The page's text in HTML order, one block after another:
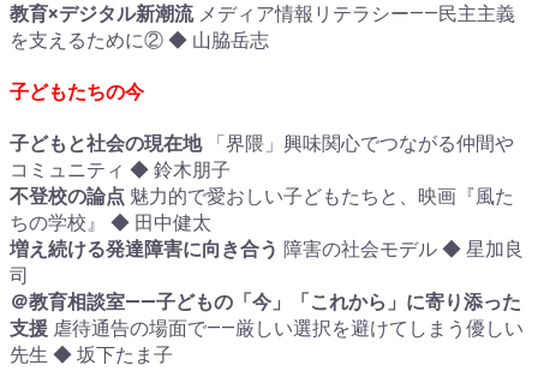
教育×デジタル新潮流 メディア情報リテラシー――民主主義
を支えるために② ◆ 山脇岳志
子どもたちの今
子どもと社会の現在地
「界隈」興味関心でつながる仲間や
コミュニティ ◆ 鈴木朋子
不登校の論点 魅力的で愛おしい子どもたちと、映画『風た
ちの学校』 ◆ 田中健太
増え続ける発達障害に向き合う 障害の社会モデル ◆ 星加良
司
＠教育相談室――子どもの「今」「これから」に寄り添った
支援 虐待通告の場面で――厳しい選択を避けてしまう優しい
先生 ◆ 坂下たま子